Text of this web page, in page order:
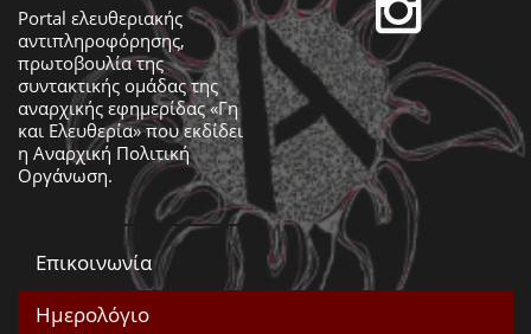
Portal ελευθεριακής
αντιπληροφόρησης,
πρωτοβουλία της
συντακτικής ομάδας της
αναρχικής εφημερίδας «Γη
και Ελευθερία» που εκδίδει
η Αναρχική Πολιτική
Οργάνωση.
Επικοινωνία
Ημερολόγιο